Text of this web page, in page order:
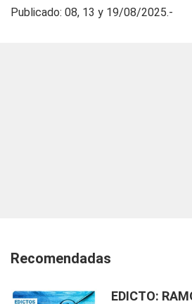
Publicado: 08, 13 y 19/08/2025.-
Recomendadas
EDICTO: